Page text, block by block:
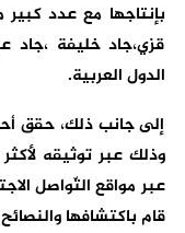
بإنتاجها مع عدد
قزي،جاد خليفة
الدول العربية.
إلى جانب ذلك، حقق
عبر مواقع التّواصل
قام باكتشافها